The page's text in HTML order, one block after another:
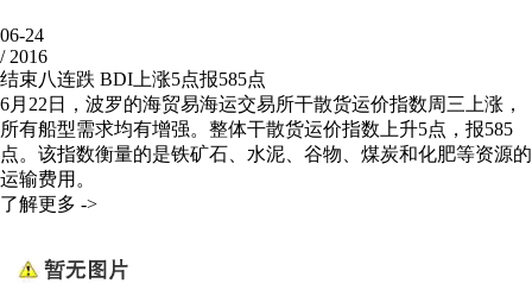
06-24
/ 2016
结束八连跌 BDI上涨5点报585点
6月22日，波罗的海贸易海运交易所干散货运价指数周三上涨，
所有船型需求均有增强。整体干散货运价指数上升5点，报585
点。该指数衡量的是铁矿石、水泥、谷物、煤炭和化肥等资源的
运输费用。
了解更多 ->